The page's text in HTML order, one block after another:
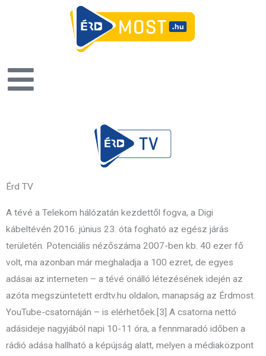
Érd TV
A tévé a Telekom hálózatán kezdettől fogva, a Digi
kábeltévén 2016. június 23. óta fogható az egész járás
területén. Potenciális nézőszáma 2007-ben kb. 40 ezer fő
volt, ma azonban már meghaladja a 100 ezret, de egyes
adásai az interneten – a tévé önálló létezésének idején az
azóta megszüntetett erdtv.hu oldalon, manapság az Érdmost
YouTube-csatornáján – is elérhetőek.[3] A csatorna nettó
adásideje nagyjából napi 10-11 óra, a fennmaradó időben a
rádió adása hallható a képújság alatt, melyen a médiaközpont